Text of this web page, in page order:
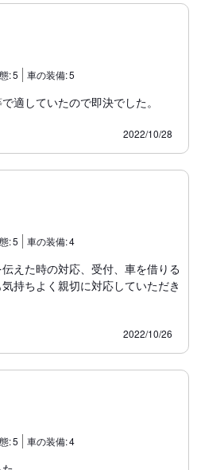
:5 車の装備:5
適していたので即決でした。
2022/10/28
:5 車の装備:4
えた時の対応、受付、車を借りる
持ちよく親切に対応していただき
2022/10/26
:5 車の装備:4